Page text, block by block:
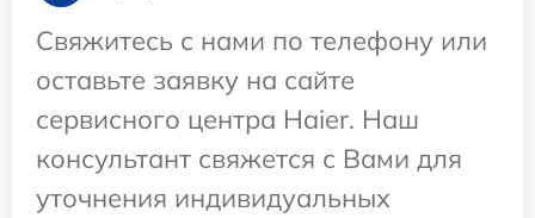
Свяжитесь с нами по телефону или
оставьте заявку на сайте
сервисного центра Haier. Наш
консультант свяжется с Вами для
уточнения индивидуальных